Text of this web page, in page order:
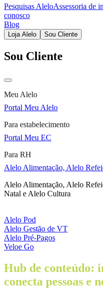
Pesquisas AleloAssessoria de
conosco
Blog
Loja Alelo Sou Cliente
Sou Cliente
Meu Alelo
Portal Meu Alelo
Para estabelecimento
Portal Meu EC
Para RH
Alelo Alimentação, Alelo
Alelo Alimentação, Alelo
Natal e Alelo Cultura
Alelo Pod
Alelo Gestão de VT
Alelo Pré-Pagos
Veloe Go
Hub de conteúdo:
conecta pessoas e